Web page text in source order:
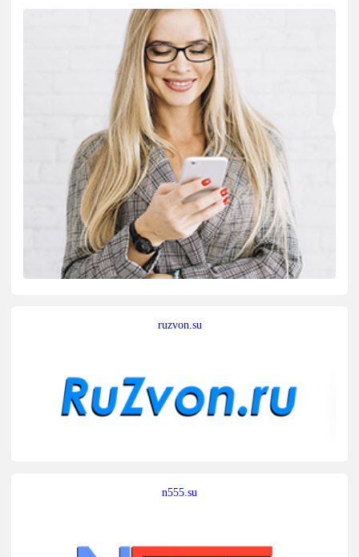
ruzvon.su
n555.su